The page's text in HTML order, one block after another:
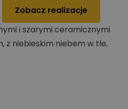
Zobacz realizacje